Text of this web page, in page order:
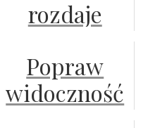
reklamowe
rozdaje
gadżety
reklamowe
Popraw
widoczność